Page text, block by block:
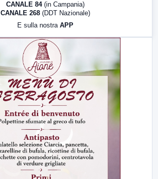
CANALE 84 (in Campania)
CANALE 268 (DDT Nazionale)
E sulla nostra APP